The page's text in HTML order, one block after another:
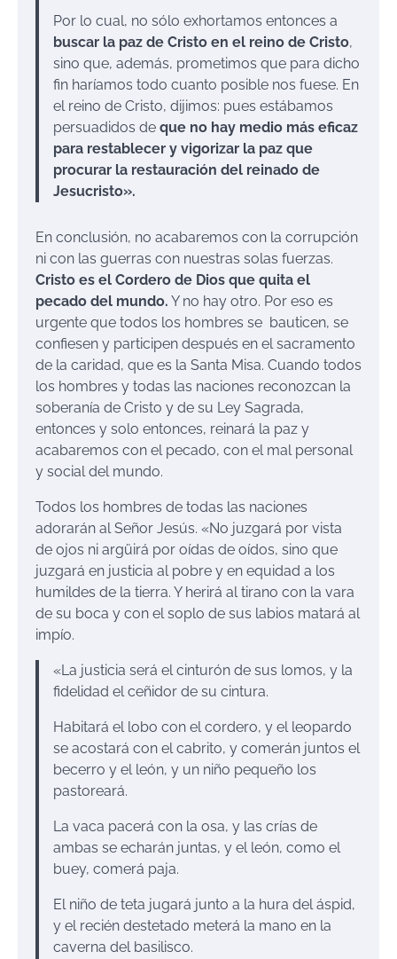
Por lo cual, no sólo exhortamos entonces a
buscar la paz de Cristo en el reino de Cristo,
sino que, además, prometimos que para dicho
fin haríamos todo cuanto posible nos fuese. En
el reino de Cristo, dijimos: pues estábamos
persuadidos de que no hay medio más eficaz
para restablecer y vigorizar la paz que
procurar la restauración del reinado de
Jesucristo».
En conclusión, no acabaremos con la corrupción
ni con las guerras con nuestras solas fuerzas.
Cristo es el Cordero de Dios que quita el
pecado del mundo. Y no hay otro. Por eso es
urgente que todos los hombres se bauticen, se
confiesen y participen después en el sacramento
de la caridad, que es la Santa Misa. Cuando todos
los hombres y todas las naciones reconozcan la
soberanía de Cristo y de su Ley Sagrada,
entonces y solo entonces, reinará la paz y
acabaremos con el pecado, con el mal personal
y social del mundo.
Todos los hombres de todas las naciones
adorarán al Señor Jesús. «No juzgará por vista
de ojos ni argüirá por oídas de oídos, sino que
juzgará en justicia al pobre y en equidad a los
humildes de la tierra. Y herirá al tirano con la vara
de su boca y con el soplo de sus labios matará al
impío.
«La justicia será el cinturón de sus lomos, y la
fidelidad el ceñidor de su cintura.
Habitará el lobo con el cordero, y el leopardo
se acostará con el cabrito, y comerán juntos el
becerro y el león, y un niño pequeño los
pastoreará.
La vaca pacerá con la osa, y las crías de
ambas se echarán juntas, y el león, como el
buey, comerá paja.
El niño de teta jugará junto a la hura del áspid,
y el recién destetado meterá la mano en la
caverna del basilisco.